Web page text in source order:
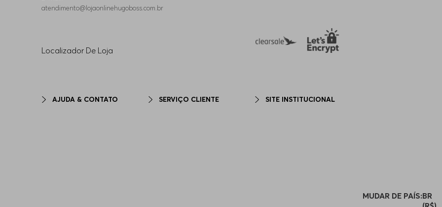
atendimento@lojaonlinehugoboss.com.br
Localizador De Loja
AJUDA & CONTATO SERVIÇO CLIENTE SITE INSTITUCIONAL
MUDAR DE PAÍS:BR